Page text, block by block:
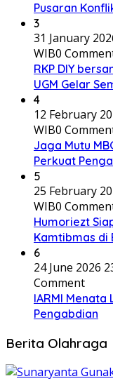
Pusaran
3
31 January
WIB0
RKP DIY
UGM Gelar
4
12 February
WIB0
Jaga Mutu
Perkuat
5
25 February
WIB0
Humoriezt
Kamtibmas di
6
24 June 2026
Comment
IARMI
Pengabdian
Berita Olahraga